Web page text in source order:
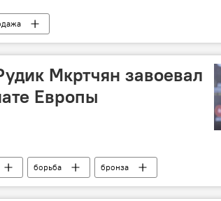
Мкртчян завоевал
Европы
борьба бронза